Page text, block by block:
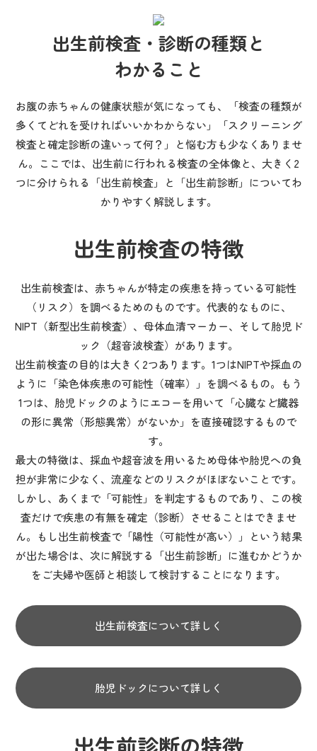
日本保健医療社会学会 / 会員
日本産科婦人科遺伝診療学会 / 会員
日本超音波医学会 / 会員
ISUOG（国際産科婦人科超音波学会） / 会員
専門分野
発生学、分子生物学、遺伝子工学
産婦人科/胎児診療
出生前検査・診断の種類と
わかること
お腹の赤ちゃんの健康状態が気になっても、「検査の種類が
多くてどれを受ければいいかわからない」「スクリーニング
検査と確定診断の違いって何？」と悩む方も少なくありませ
ん。ここでは、出生前に行われる検査の全体像と、大きく2
つに分けられる「出生前検査」と「出生前診断」についてわ
かりやすく解説します。
出生前検査の特徴
出生前検査は、赤ちゃんが特定の疾患を持っている可能性
（リスク） を調べるためのものです。代表的なものに、
NIPT（新型出生前検査） 、 母体血清マーカー、そして胎児ド
ック（超音波検査） があります。
出生前検査の目的は大きく2つあります。1つはNIPTや採血の
ように「染色体疾患の可能性（確率）」を調べるもの。もう
1つは、胎児ドックのようにエコーを用いて「心臓など臓器
の形に異常（形態異常）がないか」を直接確認するもので
す。
最大の特徴は、採血や超音波を用いるため母体や胎児への負
担が非常に少なく、流産などのリスクがほぼないことです。
しかし、あくまで「可能性」を判定するものであり、この検
査だけで疾患の有無を確定（診断）させることはできませ
ん。もし出生前検査で「陽性（可能性が高い）」という結果
が出た場合は、次に解説する「出生前診断」に進むかどうか
をご夫婦や医師と相談して検討することになります。
出生前検査について詳しく
胎児ドックについて詳しく